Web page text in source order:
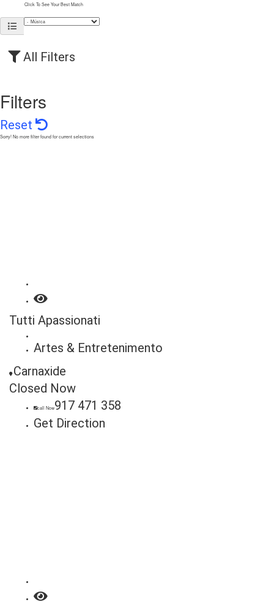
Click To See Your Best Match
All Filters
Filters
Reset
Sorry! No more filter found for current selections
Tutti Apassionati
Artes & Entretenimento
Carnaxide
Closed Now
call Now917 471 358
Get Direction